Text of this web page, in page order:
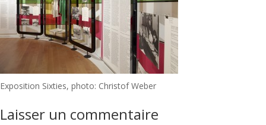
Navigation
de
Exposition Sixties, photo: Christof Weber
Laisser un commentaire